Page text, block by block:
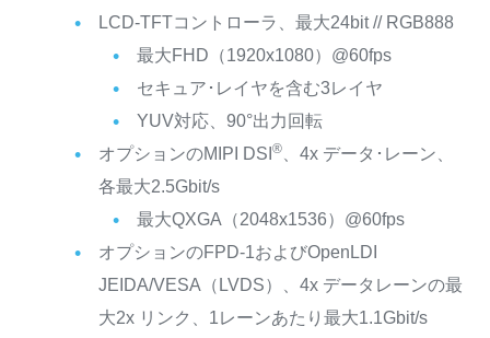
LCD-TFTコントローラ、最大24bit // RGB888
最大FHD（1920x1080）@60fps
セキュア･レイヤを含む3レイヤ
YUV対応、90°出力回転
オプションのMIPI DSI ®、4x データ･レーン、
各最大2.5Gbit/s
最大QXGA（2048x1536）@60fps
オプションのFPD-1およびOpenLDI
JEIDA/VESA（LVDS）、4x データレーンの最
大2x リンク、1レーンあたり最大1.1Gbit/s